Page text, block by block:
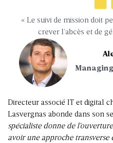
« Le suivi de mission doit
crever l’abcès et de
Directeur associé IT et digital
Lasvergnas abonde dans son
spécialiste donne de
avoir une approche transverse